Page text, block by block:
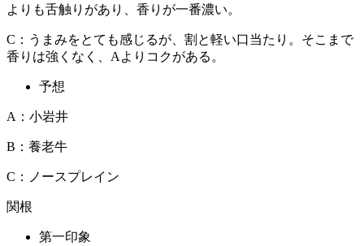
よりも舌触りがあり、香りが一番濃い。
C：うまみをとても感じるが、割と軽い口当たり。そこまで
香りは強くなく、Aよりコクがある。
予想
A：小岩井
B：養老牛
C：ノースプレイン
関根
第一印象